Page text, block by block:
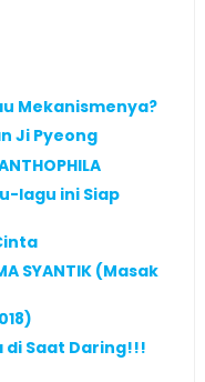
Mekanismenya?
Ji Pyeong
lagu ini Siap
SYANTIK (Masak
di Saat Daring!!!